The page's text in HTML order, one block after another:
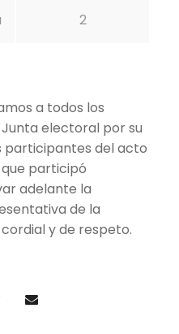
2
a todos los
electoral por su
participantes del acto
participó
adelante la
de la
y de respeto.